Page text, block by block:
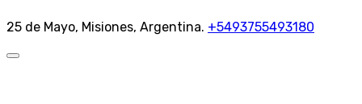
25 de Mayo, Misiones, Argentina. +5493755493180